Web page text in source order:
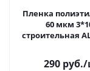
Пленка
60 мкм
строительная
290 руб./